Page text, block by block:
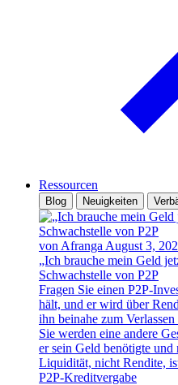
Ressourcen
Blog Neuigkeiten
von Afranga August 3,
„Ich brauche mein Geld
Schwachstelle von P2P
Fragen Sie einen P2P-
hält, und er wird über
ihn beinahe zum
Sie werden eine andere
er sein Geld benötigte
Liquidität, nicht Rendite,
P2P-Kreditvergabe